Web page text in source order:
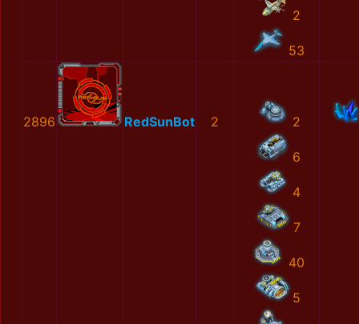
2
53
2896 RedSunBot 2 2
6
4
7
40
5